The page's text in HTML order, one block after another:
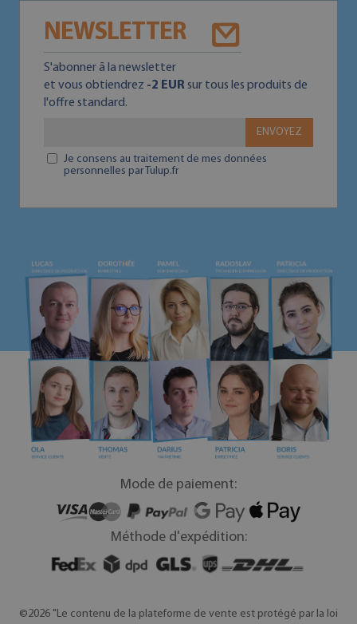
NEWSLETTER
S'abonner ā la newsletter
et vous obtiendrez -2 EUR sur tous les produits de
l'offre standard.
ENVOYEZ
Je consens au traitement de mes données
personnelles par Tulup.fr
Mode de paiement:
Méthode d'expédition:
©2026 "Le contenu de la plateforme de vente est protégé par la loi